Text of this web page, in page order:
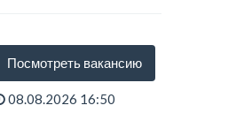
Посмотреть вакансию
08.08.2026 16:50